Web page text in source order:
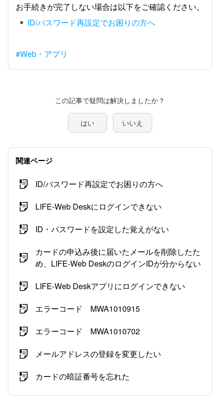
お手続きが完了しない場合は以下をご確認ください。
ID/パスワード再設定でお困りの方へ
#Web・アプリ
この記事で疑問は解決しましたか？
はい いいえ
関連ページ
ID/パスワード再設定でお困りの方へ
LIFE-Web Deskにログインできない
ID・パスワードを設定した覚えがない
カードの申込み後に届いたメールを削除したた
め、LIFE-Web DeskのログインIDが分からない
LIFE-Web Deskアプリにログインできない
エラーコード MWA1010915
エラーコード MWA1010702
メールアドレスの登録を変更したい
カードの暗証番号を忘れた